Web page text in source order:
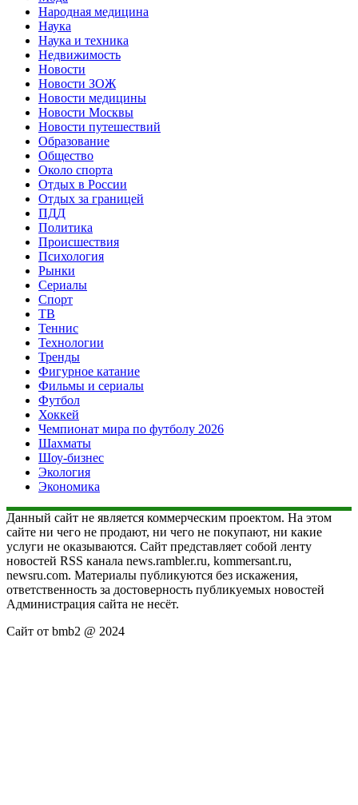
Народная медицина
Наука
Наука и техника
Недвижимость
Новости
Новости ЗОЖ
Новости медицины
Новости Москвы
Новости путешествий
Образование
Общество
Около спорта
Отдых в России
Отдых за границей
ПДД
Политика
Происшествия
Психология
Рынки
Сериалы
Спорт
ТВ
Теннис
Технологии
Тренды
Фигурное катание
Фильмы и сериалы
Футбол
Хоккей
Чемпионат мира по футболу 2026
Шахматы
Шоу-бизнес
Экология
Экономика
Данный сайт не является коммерческим проектом. На этом
сайте ни чего не продают, ни чего не покупают, ни какие
услуги не оказываются. Сайт представляет собой ленту
новостей RSS канала news.rambler.ru, kommersant.ru,
newsru.com. Материалы публикуются без искажения,
ответственность за достоверность публикуемых новостей
Администрация сайта не несёт.
Сайт от bmb2 @ 2024